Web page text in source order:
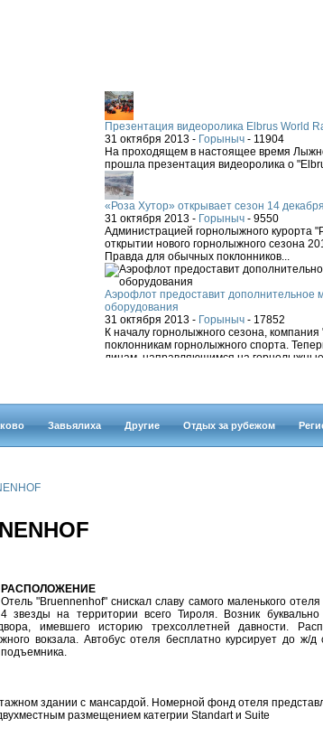
Презентация видеоролика Elbrus World
31 октября 2013 - Горыныч - 11904
На проходящем в настоящее время
прошла презентация видеоролика о
«Роза Хутор» открывает сезон 14
31 октября 2013 - Горыныч - 9550
Администрацией горнолыжного курорта
открытии нового горнолыжного сезона
Правда для обычных поклонников...
Аэрофлот предоставит дополнительное
оборудования
31 октября 2013 - Горыныч - 17852
К началу горнолыжного сезона,
поклонникам горнолыжного спорта.
лицам, направляющимся на
Завьялиха Другие Отдых за рубежом
РАСПОЛОЖЕНИЕ
Отель "Bruennenhof" снискал славу самого маленького отеля
4 звезды на территории всего Тироля. Возник
имевшего историю трехсоллетней давности.
вокзала. Автобус отеля бесплатно курсирует до ж/д
подъемника.
здании с мансардой. Номерной фонд отеля
размещением категрии Standart и Suite